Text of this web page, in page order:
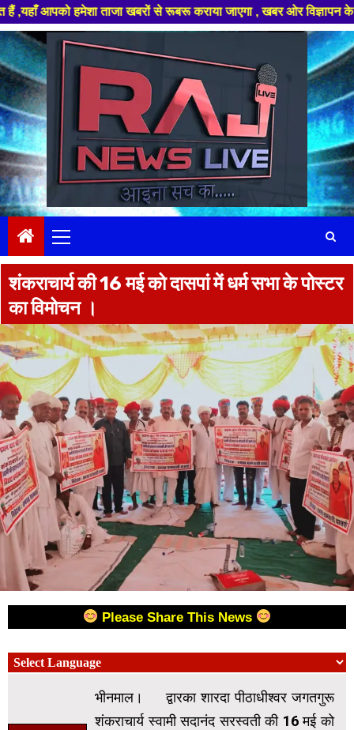
ताजा खबरों से रूबरू कराया जाएगा , खबर ओर विज्ञापन के लिए
Skip
to
content
Menu
शंकराचार्य की 16 मई को दासपां में धर्म सभा के पोस्टर
का विमोचन ।
Please Share This News
भीनमाल। द्वारका शारदा पीठाधीश्वर जगतगुरू
शंकराचार्य स्वामी सदानंद सरस्वती की 16 मई को